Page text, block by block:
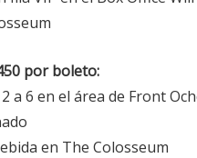
por boleto:
a 6 en el área de Front
en The Colosseum